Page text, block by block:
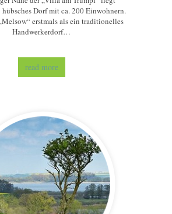
Dorf mit ca. 200 Einwohnern.
erstmals als ein traditionelles
Handwerkerdorf…
read more